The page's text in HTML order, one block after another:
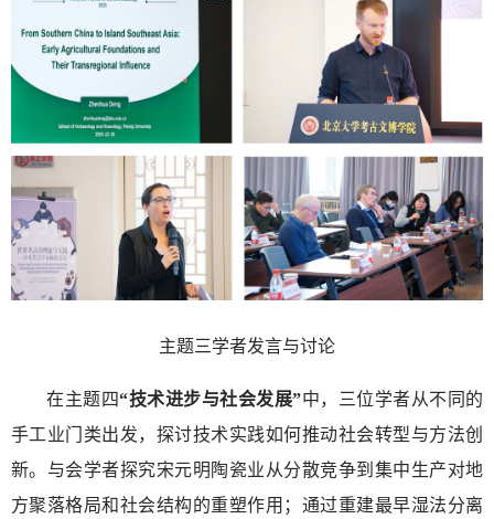
主题三学者发言与讨论
在主题四“技术进步与社会发展”中，三位学者从不同的
手工业门类出发，探讨技术实践如何推动社会转型与方法创
新。与会学者探究宋元明陶瓷业从分散竞争到集中生产对地
方聚落格局和社会结构的重塑作用；通过重建最早湿法分离